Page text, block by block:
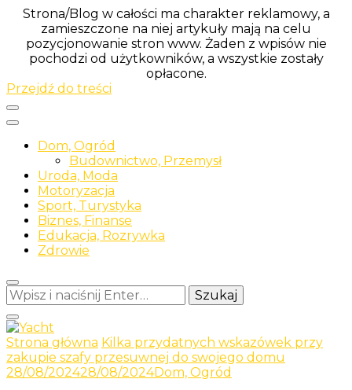
Strona/Blog w całości ma charakter reklamowy, a
zamieszczone na niej artykuły mają na celu
pozycjonowanie stron www. Żaden z wpisów nie
pochodzi od użytkowników, a wszystkie zostały
opłacone.
Przejdź do treści
Dom, Ogród
Budownictwo, Przemysł
Uroda, Moda
Motoryzacja
Sport, Turystyka
Biznes, Finanse
Edukacja, Rozrywka
Zdrowie
Szukasz
czegoś?
Yacht
Odkrywaj nowe i ciekawe informacje
Strona główna Kilka przydatnych wskazówek przy
zakupie szafy przesuwnej do swojego domu
28/08/202428/08/2024Dom, Ogród